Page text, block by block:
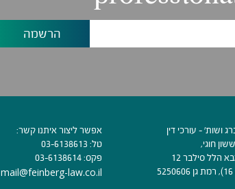
ושות׳ - עורכי דין
חוגי,
הלל סילבר 12
אפשר ליצור איתנו קשר:
טל: 03-6138613
פקס:03-6138614
mail@feinberg-law.co.il